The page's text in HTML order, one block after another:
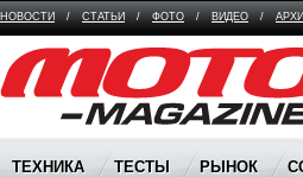
НОВОСТИ / СТАТЬИ / ФОТО / ВИДЕО /
Moto Magazine
ТЕХНИКА ТЕСТЫ РЫНОК